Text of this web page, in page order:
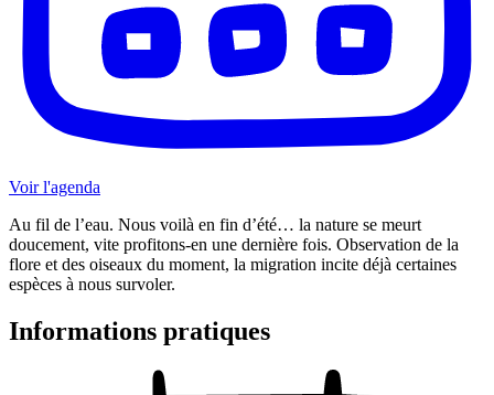
Voir l'agenda
Au fil de l’eau. Nous voilà en fin d’été… la nature se meurt
doucement, vite profitons-en une dernière fois. Observation de la
flore et des oiseaux du moment, la migration incite déjà certaines
espèces à nous survoler.
Informations pratiques